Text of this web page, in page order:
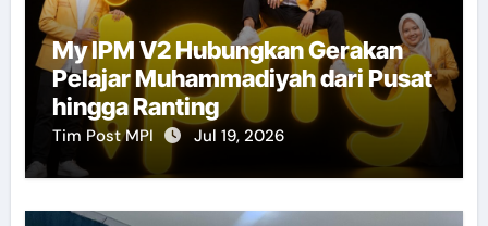
My IPM V2 Hubungkan Gerakan
Pelajar Muhammadiyah dari Pusat
hingga Ranting
Tim Post MPI Jul 19, 2026